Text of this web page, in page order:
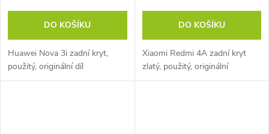
DO KOŠÍKU
Huawei Nova 3i zadní kryt,
použitý, originální díl
DO KOŠÍKU
Xiaomi Redmi 4A zadní kryt
zlatý, použitý, originální